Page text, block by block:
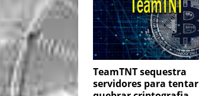
TeamTNT sequestra
servidores para tentar